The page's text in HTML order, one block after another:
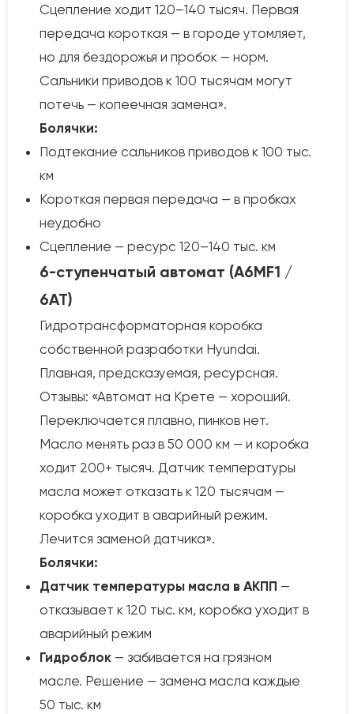
Сцепление ходит 120–140 тысяч. Первая
передача короткая — в городе утомляет,
но для бездорожья и пробок — норм.
Сальники приводов к 100 тысячам могут
потечь — копеечная замена».
Болячки:
Подтекание сальников приводов к 100 тыс.
км
Короткая первая передача — в пробках
неудобно
Сцепление — ресурс 120–140 тыс. км
6-ступенчатый автомат (A6MF1 /
6AT)
Гидротрансформаторная коробка
собственной разработки Hyundai.
Плавная, предсказуемая, ресурсная.
Отзывы: «Автомат на Крете — хороший.
Переключается плавно, пинков нет.
Масло менять раз в 50 000 км — и коробка
ходит 200+ тысяч. Датчик температуры
масла может отказать к 120 тысячам —
коробка уходит в аварийный режим.
Лечится заменой датчика».
Болячки:
Датчик температуры масла в АКПП —
отказывает к 120 тыс. км, коробка уходит в
аварийный режим
Гидроблок — забивается на грязном
масле. Решение — замена масла каждые
50 тыс. км